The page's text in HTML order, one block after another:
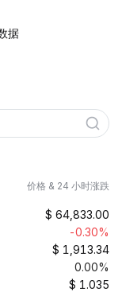
据
价格 & 24 小时涨跌
$ 64,833.00
-0.30%
$ 1,913.34
0.00%
$ 1.035